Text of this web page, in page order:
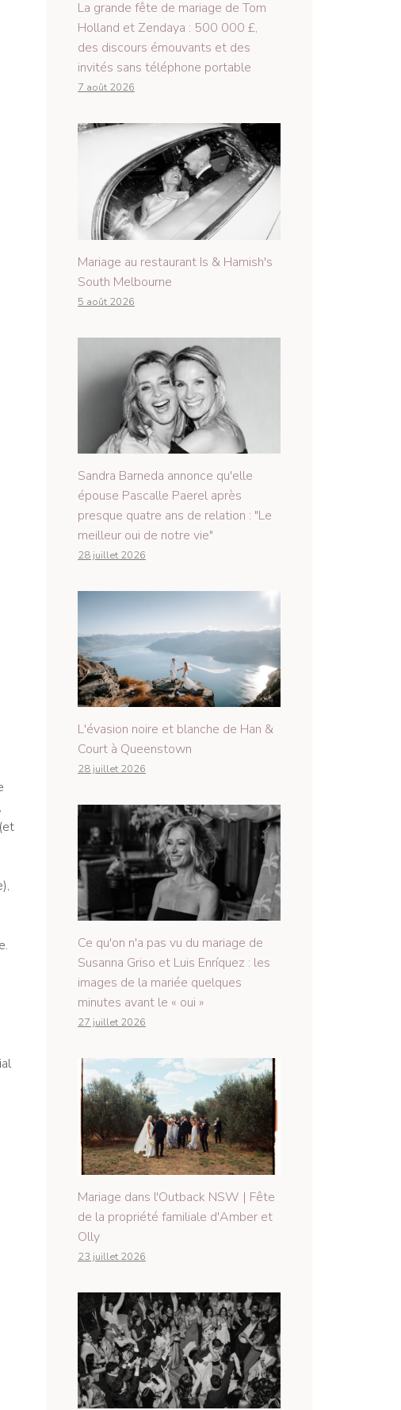
La grande fête de mariage de Tom
Holland et Zendaya : 500 000 £,
des discours émouvants et des
invités sans téléphone portable
7 août 2026
Mariage au restaurant Is & Hamish's
South Melbourne
5 août 2026
Sandra Barneda annonce qu'elle
épouse Pascalle Paerel après
presque quatre ans de relation : "Le
meilleur oui de notre vie"
28 juillet 2026
L'évasion noire et blanche de Han &
Court à Queenstown
28 juillet 2026
Ce qu'on n'a pas vu du mariage de
Susanna Griso et Luis Enríquez : les
images de la mariée quelques
minutes avant le « oui »
27 juillet 2026
Mariage dans l'Outback NSW | Fête
de la propriété familiale d'Amber et
Olly
23 juillet 2026